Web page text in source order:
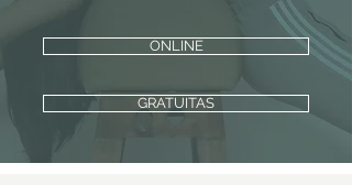
ONLINE
GRATUITAS